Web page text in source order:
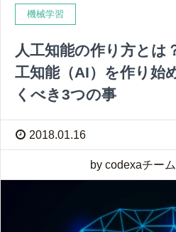
機械学習
人工知能の作り方とは
工知能（AI）を作り始
くべき3つの事
2018.01.16
by codexaチーム